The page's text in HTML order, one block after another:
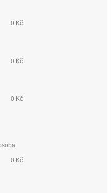
0 Kč
0 Kč
0 Kč
0 Kč